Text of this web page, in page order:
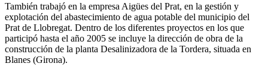
También trabajó en la empresa Aigües del Prat, en la gestión y
explotación del abastecimiento de agua potable del municipio del
Prat de Llobregat. Dentro de los diferentes proyectos en los que
participó hasta el año 2005 se incluye la dirección de obra de la
construcción de la planta Desalinizadora de la Tordera, situada en
Blanes (Girona).